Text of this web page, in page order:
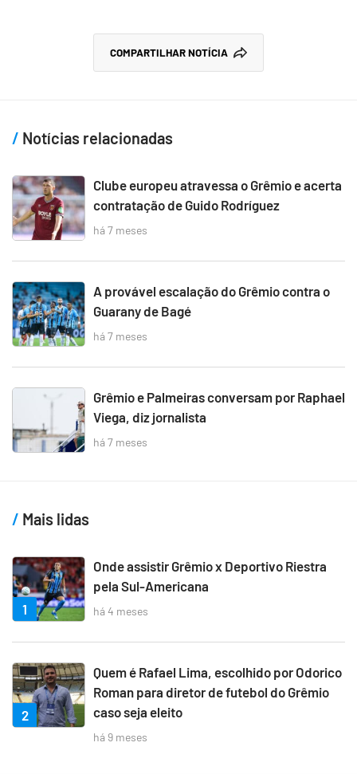
COMPARTILHAR NOTÍCIA
Notícias relacionadas
Clube europeu atravessa o Grêmio e acerta
contratação de Guido Rodríguez
há 7 meses
A provável escalação do Grêmio contra o
Guarany de Bagé
há 7 meses
Grêmio e Palmeiras conversam por Raphael
Viega, diz jornalista
há 7 meses
Mais lidas
1
Onde assistir Grêmio x Deportivo Riestra
pela Sul-Americana
há 4 meses
2
Quem é Rafael Lima, escolhido por Odorico
Roman para diretor de futebol do Grêmio
caso seja eleito
há 9 meses